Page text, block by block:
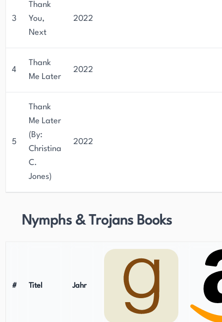
3
Thank
You,
Next
2022
4
Thank
Me Later
2022
5
Thank
Me Later
(By:
Christina
C.
Jones)
2022
Nymphs & Trojans Books
# Titel Jahr